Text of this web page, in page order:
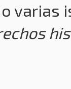
varias